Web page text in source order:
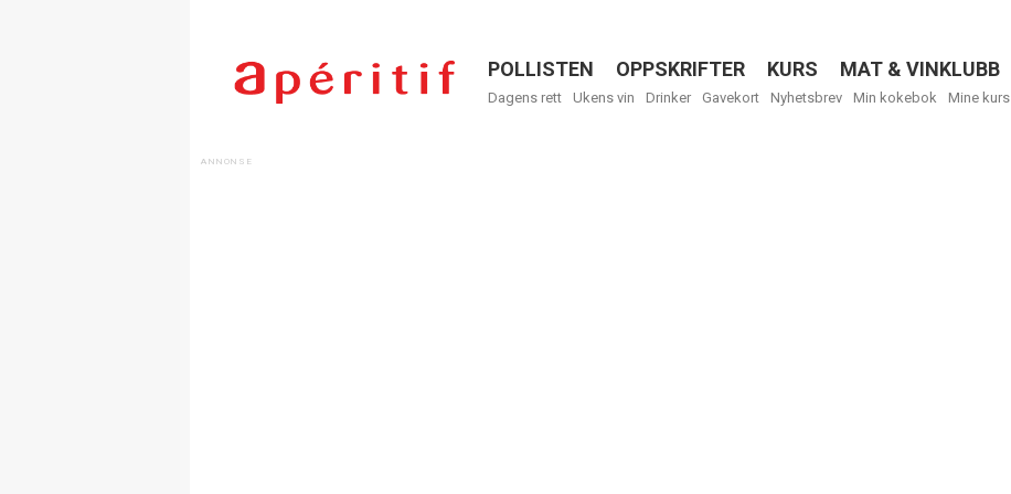
Menu
POLLISTEN OPPSKRIFTER KURS MAT & VINKLUBB
Dagens rett Ukens vin Drinker Gavekort Nyhetsbrev Min kokebok Mine kurs